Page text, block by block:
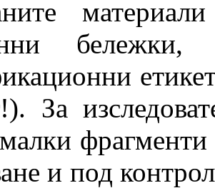
За
фрагменти
и под